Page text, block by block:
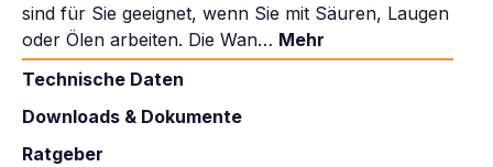
sind für Sie geeignet, wenn Sie mit Säuren, Laugen
oder Ölen arbeiten. Die Wan… Mehr
Technische Daten
Downloads & Dokumente
Ratgeber